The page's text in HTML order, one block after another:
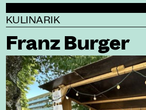
KULINARIK
Franz Burger